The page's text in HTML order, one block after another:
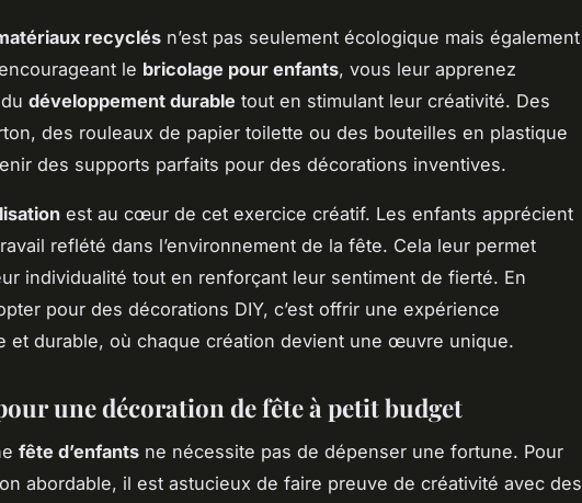
recyclés n’est pas seulement écologique mais également
le bricolage pour enfants, vous leur apprenez
développement durable tout en stimulant leur créativité. Des
des rouleaux de papier toilette ou des bouteilles en plastique
des supports parfaits pour des décorations inventives.
est au cœur de cet exercice créatif. Les enfants apprécient
reflété dans l’environnement de la fête. Cela leur permet
individualité tout en renforçant leur sentiment de fierté. En
pour des décorations DIY, c’est offrir une expérience
et durable, où chaque création devient une œuvre unique.
une décoration de fête à petit budget
fête d’enfants ne nécessite pas de dépenser une fortune. Pour
abordable, il est astucieux de faire preuve de créativité avec des